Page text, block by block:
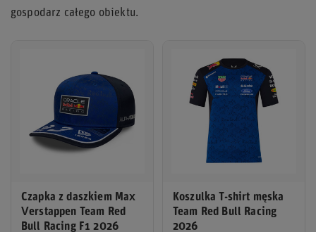
gospodarz całego obiektu.
Czapka z daszkiem Max
Verstappen Team Red
Bull Racing F1 2026
Koszulka T-shirt męska
Team Red Bull Racing
2026